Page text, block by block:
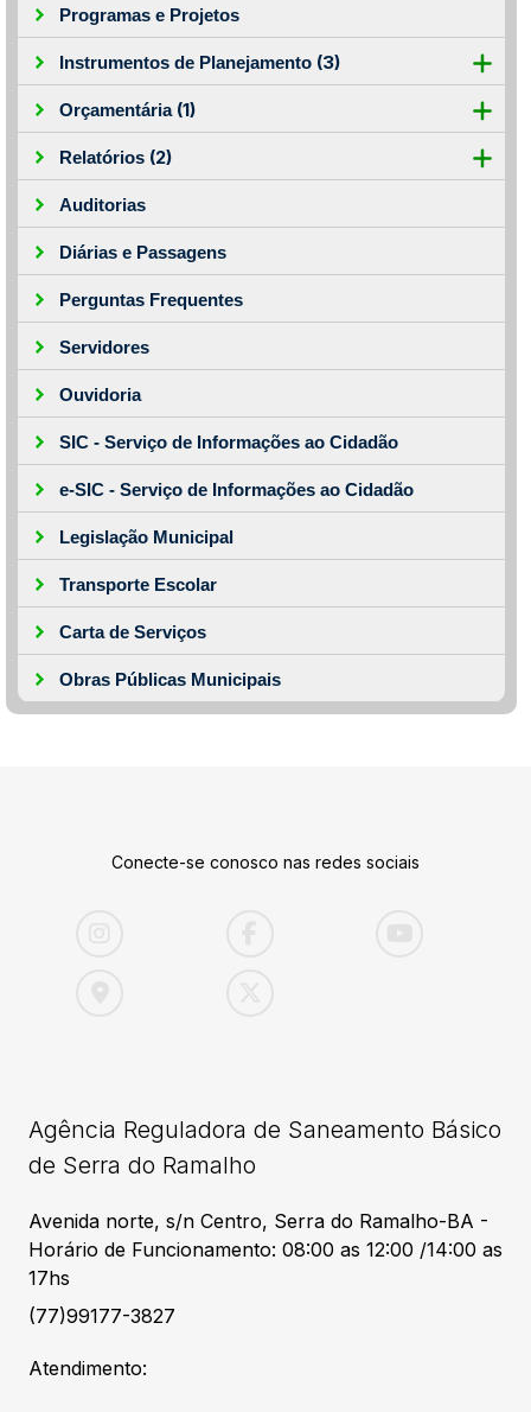
Programas e Projetos
Instrumentos de Planejamento (3)
Orçamentária (1)
Relatórios (2)
Auditorias
Diárias e Passagens
Perguntas Frequentes
Servidores
Ouvidoria
SIC - Serviço de Informações ao Cidadão
e-SIC - Serviço de Informações ao Cidadão
Legislação Municipal
Transporte Escolar
Carta de Serviços
Obras Públicas Municipais
Conecte-se conosco nas redes sociais
Agência Reguladora de Saneamento Básico
de Serra do Ramalho
Avenida norte, s/n Centro, Serra do Ramalho-BA -
Horário de Funcionamento: 08:00 as 12:00 /14:00 as
17hs
(77)99177-3827
Atendimento: